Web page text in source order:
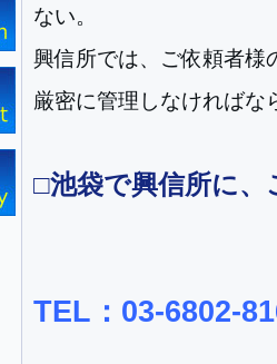
ない。
興信所では、ご依頼者様
厳密に管理しなければな
□池袋で興信所に
TEL：03-6802-